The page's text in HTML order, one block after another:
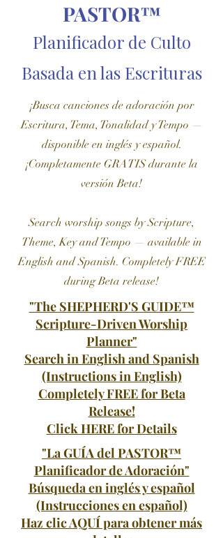
PASTOR™
Planificador de Culto
Basada en las Escrituras
¡Busca canciones de adoración por
Escritura, Tema, Tonalidad y Tempo —
disponible en inglés y español.
¡Completamente GRATIS durante la
versión Beta!
Search worship songs by Scripture,
Theme, Key and Tempo — available in
English and Spanish. Completely FREE
during Beta release!
"The SHEPHERD'S GUIDE™
Scripture-Driven Worship
Planner"
Search in English and Spanish
(Instructions in English)
Completely FREE for Beta
Release!
Click HERE for Details
"La GUÍA del PASTOR™
Planificador de Adoración"
Búsqueda en inglés y español
(Instrucciones en español)
Haz clic AQUÍ para obtener más